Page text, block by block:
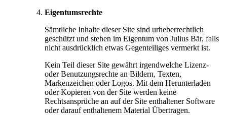
Eigentumsrechte
Sämtliche Inhalte dieser Site sind urheberrechtlich
geschützt und stehen im Eigentum von Julius Bär, falls
nicht ausdrücklich etwas Gegenteiliges vermerkt ist.
Kein Teil dieser Site gewährt irgendwelche Lizenz-
oder Benutzungsrechte an Bildern, Texten,
Markenzeichen oder Logos. Mit dem Herunterladen
oder Kopieren von der Site werden keine
Rechtsansprüche an auf der Site enthaltener Software
oder darauf enthaltenem Material Übertragen.